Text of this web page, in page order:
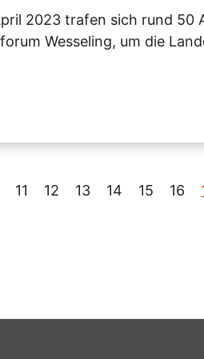
2023 trafen sich rund
Wesseling, um die
11 12 13 14 15 16